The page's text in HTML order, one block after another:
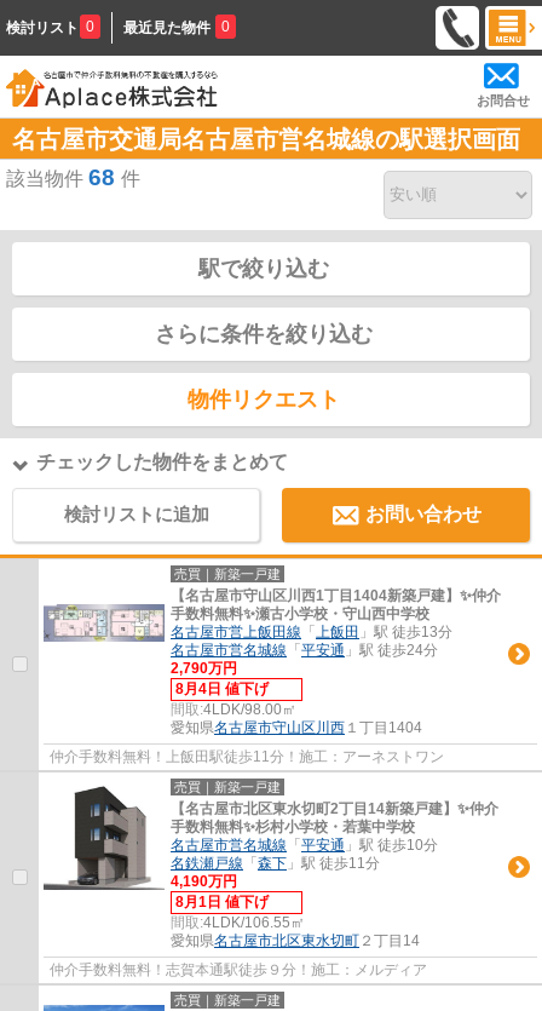
検討リスト 0 最近見た物件 0
お問合せ
名古屋市交通局名古屋市営名城線の駅選択画面
該当物件 68 件
駅で絞り込む
さらに条件を絞り込む
物件リクエスト
チェックした物件をまとめて
検討リストに追加 お問い合わせ
売買｜新築一戸建
【名古屋市守山区川西1丁目1404新築戸建】✨️仲介
手数料無料✨️瀬古小学校・守山西中学校
名古屋市営上飯田線 「 上飯田 」駅 徒歩13分
名古屋市営名城線 「 平安通 」駅 徒歩24分
2,790万円
8月4日 値下げ
間取:4LDK/98.00㎡
愛知県名古屋市守山区 川西 １丁目1404
仲介手数料無料！上飯田駅徒歩11分！施工：アーネストワン
売買｜新築一戸建
【名古屋市北区東水切町2丁目14新築戸建】✨️仲介
手数料無料✨️杉村小学校・若葉中学校
名古屋市営名城線 「 平安通 」駅 徒歩10分
名鉄瀬戸線 「 森下 」駅 徒歩11分
4,190万円
8月1日 値下げ
間取:4LDK/106.55㎡
愛知県名古屋市北区東水切町 ２丁目14
仲介手数料無料！志賀本通駅徒歩９分！施工：メルディア
売買｜新築一戸建